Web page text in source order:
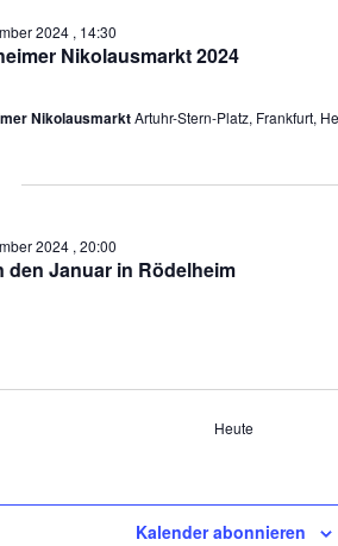
Nikolausmarkt 2024
2024 , 14:30
NikolausmarktArtuhr-Stern-Platz, Frankfurt,
den Januar in Rödelheim
2024 , 20:00
Heute
Kalender abonnieren